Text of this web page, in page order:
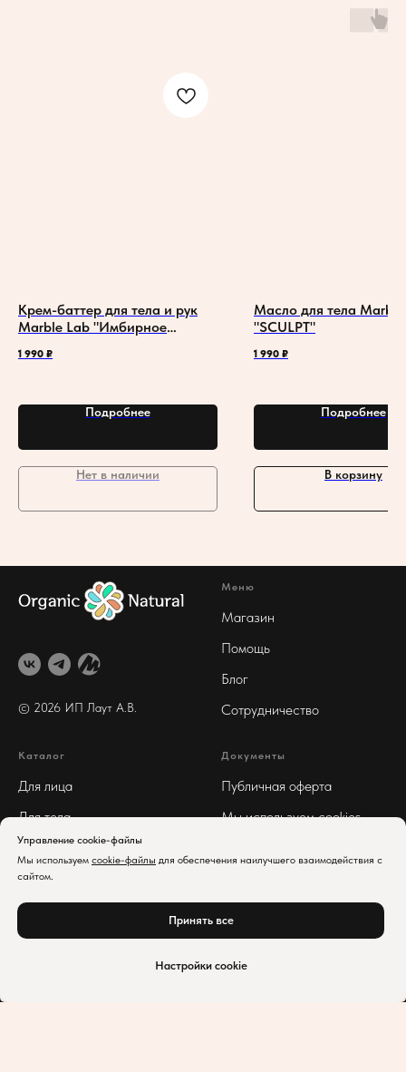
В корзину
Крем-баттер для тела и рук
Marble Lab "Имбирное
1 990 ₽
Подробнее
Нет в наличии
Масло для тела
"SCULPT"
1 990 ₽
Подробнее
В корзину
© 2026 ИП Лаут А.В.
Меню
Магазин
Помощь
Блог
Сотрудничество
Каталог
Для лица
Для тела
Для волос
Арома
Документы
Публичная оферта
Мы используем cookies
конфиденциальности
Управление cookie-файлы
Мы используем cookie-файлы для обеспечения наилучшего взаимодействия с
сайтом.
Принять все
Настройки cookie